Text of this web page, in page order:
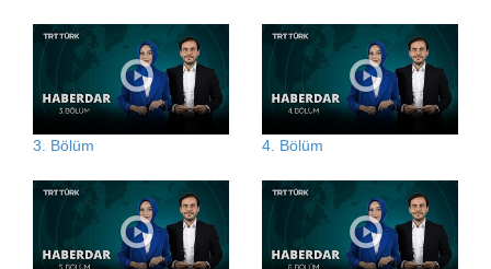
3. Bölüm 4. Bölüm